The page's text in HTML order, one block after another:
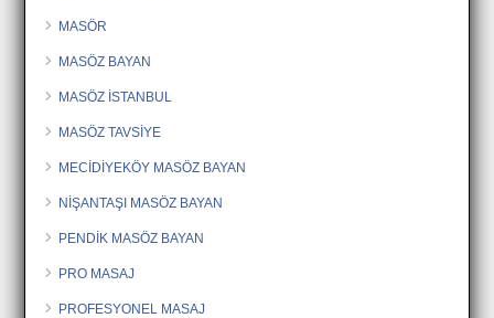
MASÖR
MASÖZ BAYAN
MASÖZ İSTANBUL
MASÖZ TAVSİYE
MECİDİYEKÖY MASÖZ BAYAN
NİŞANTAŞI MASÖZ BAYAN
PENDİK MASÖZ BAYAN
PRO MASAJ
PROFESYONEL MASAJ